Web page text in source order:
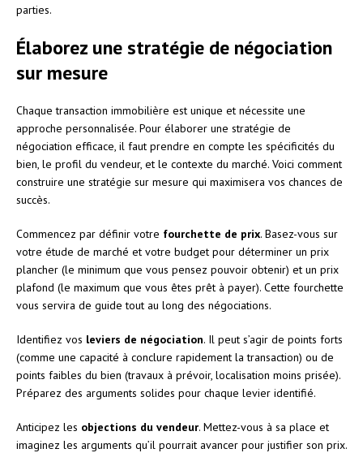
parties.
Élaborez une stratégie de négociation
sur mesure
Chaque transaction immobilière est unique et nécessite une
approche personnalisée. Pour élaborer une stratégie de
négociation efficace, il faut prendre en compte les spécificités du
bien, le profil du vendeur, et le contexte du marché. Voici comment
construire une stratégie sur mesure qui maximisera vos chances de
succès.
Commencez par définir votre fourchette de prix. Basez-vous sur
votre étude de marché et votre budget pour déterminer un prix
plancher (le minimum que vous pensez pouvoir obtenir) et un prix
plafond (le maximum que vous êtes prêt à payer). Cette fourchette
vous servira de guide tout au long des négociations.
Identifiez vos leviers de négociation. Il peut s’agir de points forts
(comme une capacité à conclure rapidement la transaction) ou de
points faibles du bien (travaux à prévoir, localisation moins prisée).
Préparez des arguments solides pour chaque levier identifié.
Anticipez les objections du vendeur. Mettez-vous à sa place et
imaginez les arguments qu’il pourrait avancer pour justifier son prix.